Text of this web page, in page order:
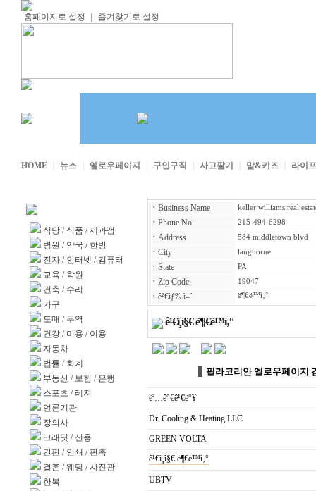
홈페이지로 설정 즐겨찾기로 설정
HOME 뉴스 옐로우페이지 구인구직 사고팔기 맘&키즈 라이
식당 / 식품 /제과점
병원 / 약국 / 한방
전자 / 인터넷 / 컴퓨터
교육 / 학원
건축 / 수리
가구
도매 / 무역
건강 / 미용 / 이용
자동차
법률 / 회계
부동산 / 보험 / 은행
스포츠 /레져
언론기관
장의사
크래딧 / 신용
간판 / 인쇄 / 판촉
결혼 /웨딩 /사진관
한복
ㆍ Business Name keller williams real
ㆍ Phone No. 215-494-6298
ㆍ Address 584 middletown blvd
ㆍ City langhorne
ㆍ State PA
ㆍ Zip Code 19047
ㆍ ê²€ìƒ‰ì–´ ë¶€ë™ì‚°
ê¹€ì¸ì§€ ë¶€ë™ì‚°
필라코리안 엘로우페이지
ëª…ê°€ê¹€ë°¥
Dr. Cooling & Heating LLC
GREEN VOLTA
ê¹€ì¸ì§€ ë¶€ë™ì‚°
UBTV